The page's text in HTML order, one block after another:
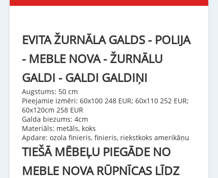
EVITA ŽURNĀLA GALDS - POLIJA
- MEBLE NOVA - ŽURNĀLU
GALDI - GALDI GALDIŅI
Augstums: 50 cm
Pieejamie izmēri: 60x100 248 EUR; 60x110 252 EUR;
60x120cm 258 EUR
Galda biezums: 4cm
Materiāls: metāls, koks
Apdare: ozola finieris, finieris, riekstkoks amerikāņu
TIEŠĀ MĒBEĻU PIEGĀDE NO
MEBLE NOVA RŪPNĪCAS LĪDZ